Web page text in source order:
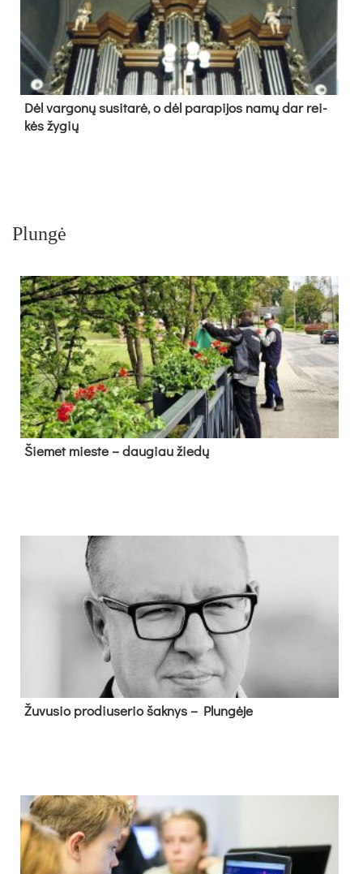
Dėl var­go­nų su­si­ta­rė, o dėl pa­ra­pi­jos na­mų dar rei­
kės žy­gių
Plungė
Šie­met mies­te – dau­giau žie­dų
Žu­vu­sio pro­diu­se­rio šak­nys – Plun­gė­je